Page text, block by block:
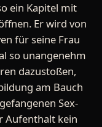
ein Kapitel mit
Er wird von
für seine Frau
so unangenehm
dazustoßen,
am Bauch
Sex-
Aufenthalt kein